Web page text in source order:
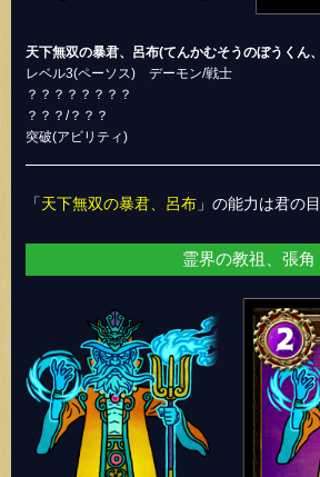
天下無双の暴君、呂布(てんかむそうのぼうくん
レベル3(ペーソス) デーモン/戦士
？？？？？？？？
？？？/？？？
突破(アビリティ)
「天下無双の暴君、呂布 」の能力は君の
霊界の教祖、張角